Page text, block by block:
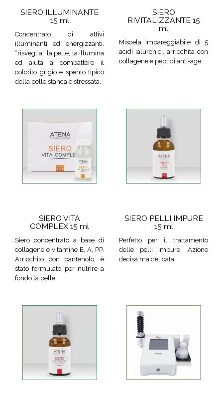
SIERO ILLUMINANTE
15 ml
Concentrato di attivi
illuminanti ed energizzanti.
“risveglia” la pelle, la illumina
ed aiuta a combattere il
colorito grigio e spento tipico
della pelle stanca e stressata.
SIERO
RIVITALIZZANTE 15
ml
Miscela impareggiabile di 5
acidi ialuronici, arricchita con
collagene e peptidi anti-age.
SIERO VITA
COMPLEX 15 ml
Siero concentrato a base di
collagene e vitamine E, A, PP.
Arricchito con pantenolo, è
stato formulato per nutrire a
fondo la pelle
SIERO PELLI IMPURE
15 ml
Perfetto per il trattamento
delle pelli impure. Azione
decisa ma delicata